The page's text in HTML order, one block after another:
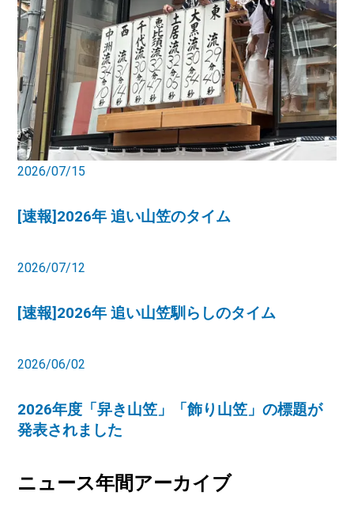
2026/07/15
[速報]2026年 追い山笠のタイム
2026/07/12
[速報]2026年 追い山笠馴らしのタイム
2026/06/02
2026年度「舁き山笠」「飾り山笠」の標題が
発表されました
ニュース年間アーカイブ